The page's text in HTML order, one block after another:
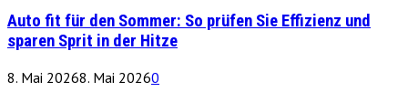
Auto fit für den Sommer: So prüfen Sie Effizienz und
sparen Sprit in der Hitze
8. Mai 20268. Mai 20260